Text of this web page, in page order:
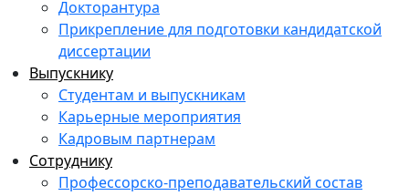
Докторантура
Прикрепление для подготовки кандидатской
диссертации
Выпускнику
Студентам и выпускникам
Карьерные мероприятия
Кадровым партнерам
Сотруднику
Профессорско-преподавательский состав